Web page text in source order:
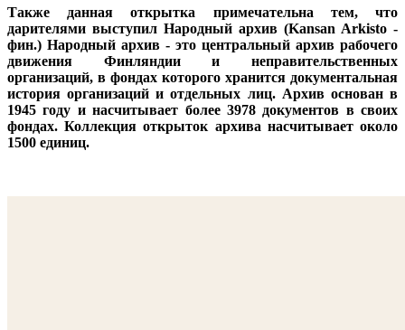
Также данная открытка примечательна тем, что
дарителями выступил Народный архив (Kansan Arkisto -
фин.) Народный архив - это центральный архив рабочего
движения Финляндии и неправительственных
организаций, в фондах которого хранится документальная
история организаций и отдельных лиц. Архив основан в
1945 году и насчитывает более 3978 документов в своих
фондах. Коллекция открыток архива насчитывает около
1500 единиц.